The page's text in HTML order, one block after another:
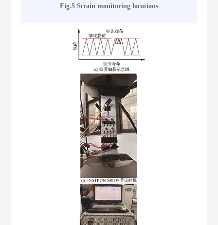
Fig.5 Strain monitoring locations